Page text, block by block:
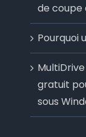
de coupe
Pourquoi
gratuit
sous